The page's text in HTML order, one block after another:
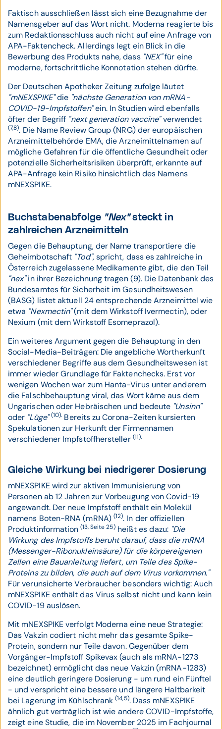
Faktisch ausschließen lässt sich eine Bezugnahme der
Namensgeber auf das Wort nicht. Moderna reagierte bis
zum Redaktionsschluss auch nicht auf eine Anfrage von
APA-Faktencheck. Allerdings legt ein Blick in die
Bewerbung des Produkts nahe, dass "NEX"für eine
moderne, fortschrittliche Konnotation stehen dürfte.
Der Deutschen Apotheker Zeitung zufolge läutet
"mNEXSPIKE"die "nächste Generation von mRNA-
COVID-19-Impfstoffen"ein. In Studien wird ebenfalls
öfter der Begriff "next generation vaccine"verwendet
(7,8). Die Name Review Group (NRG) der europäischen
Arzneimittelbehörde EMA, die Arzneimittelnamen auf
mögliche Gefahren für die öffentliche Gesundheit oder
potenzielle Sicherheitsrisiken überprüft, erkannte auf
APA-Anfrage kein Risiko hinsichtlich des Namens
mNEXSPIKE.
Buchstabenabfolge "Nex"steckt in
zahlreichen Arzneimitteln
Gegen die Behauptung, der Name transportiere die
Geheimbotschaft "Tod",spricht, dass es zahlreiche in
Österreich zugelassene Medikamente gibt, die den Teil
"nex"in ihrer Bezeichnung tragen (9). Die Datenbank des
Bundesamtes für Sicherheit im Gesundheitswesen
(BASG) listet aktuell 24 entsprechende Arzneimittel wie
etwa "Nexmectin"(mit dem Wirkstoff Ivermectin), oder
Nexium (mit dem Wirkstoff Esomeprazol).
Ein weiteres Argument gegen die Behauptung in den
Social-Media-Beiträgen: Die angebliche Wortherkunft
verschiedener Begriffe aus dem Gesundheitswesen ist
immer wieder Grundlage für Faktenchecks. Erst vor
wenigen Wochen war zum Hanta-Virus unter anderem
die Falschbehauptung viral, das Wort käme aus dem
Ungarischen oder Hebräischen und bedeute "Unsinn"
oder "Lüge"(10). Bereits zu Corona-Zeiten kursierten
Spekulationen zur Herkunft der Firmennamen
verschiedener Impfstoffhersteller (11).
Gleiche Wirkung bei niedrigerer Dosierung
mNEXSPIKE wird zur aktiven Immunisierung von
Personen ab 12 Jahren zur Vorbeugung von Covid-19
angewandt. Der neue Impfstoff enthält ein Molekül
namens Boten-RNA (mRNA) (12). In der offiziellen
Produktinformation (13, Seite 25)heißt es dazu: "Die
Wirkung des Impfstoffs beruht darauf, dass die mRNA
(Messenger-Ribonukleinsäure) für die körpereigenen
Zellen eine Bauanleitung liefert, um Teile des Spike-
Proteins zu bilden, die auch auf dem Virus vorkommen."
Für verunsicherte Verbraucher besonders wichtig: Auch
mNEXSPIKE enthält das Virus selbst nicht und kann kein
COVID-19 auslösen.
Mit mNEXSPIKE verfolgt Moderna eine neue Strategie:
Das Vakzin codiert nicht mehr das gesamte Spike-
Protein, sondern nur Teile davon. Gegenüber dem
Vorgänger-Impfstoff Spikevax (auch als mRNA-1273
bezeichnet) ermöglicht das neue Vakzin (mRNA-1283)
eine deutlich geringere Dosierung - um rund ein Fünftel
- und verspricht eine bessere und längere Haltbarkeit
bei Lagerung im Kühlschrank(14,5). Dass mNEXSPIKE
ähnlich gut verträglich ist wie andere COVID-Impfstoffe,
zeigt eine Studie, die im November 2025 im Fachjournal